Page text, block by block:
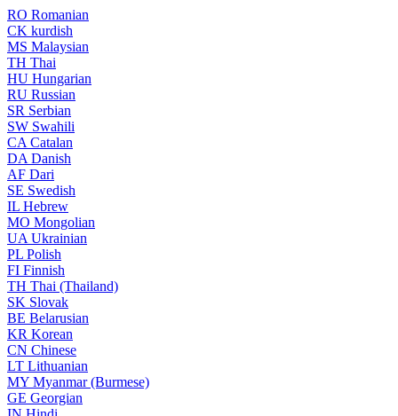
RO Romanian
CK kurdish
MS Malaysian
TH Thai
HU Hungarian
RU Russian
SR Serbian
SW Swahili
CA Catalan
DA Danish
AF Dari
SE Swedish
IL Hebrew
MO Mongolian
UA Ukrainian
PL Polish
FI Finnish
TH Thai (Thailand)
SK Slovak
BE Belarusian
KR Korean
CN Chinese
LT Lithuanian
MY Myanmar (Burmese)
GE Georgian